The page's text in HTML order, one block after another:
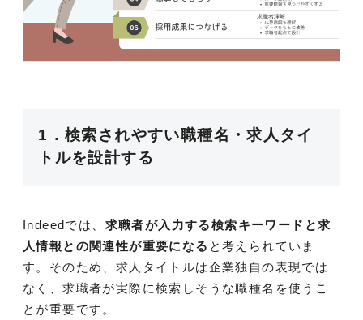
1．検索されやすい職種名・求人タイ
トルを設計する
Indeedでは、 求職者が入力する検索キーワードと求
人情報との関連性が重要になる と考えられていま
す。そのため、求人タイトルは企業独自の表現では
なく、求職者が実際に検索しそうな職種名を使うこ
とが重要です。